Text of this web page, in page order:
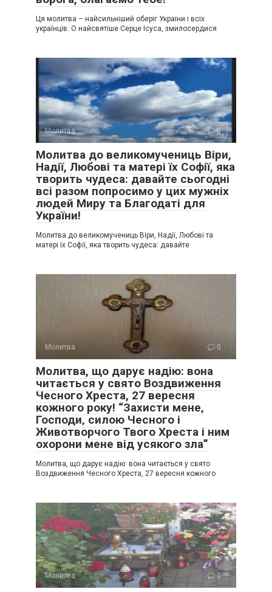
Ця молитва – найсильніший оберіг України і всіх
українців: О найсвятіше Серце Ісуса, змилосердися
Молитва 0
Молитва до великомучениць Віри,
Надії, Любові та матері їх Софії, яка
творить чудеса: давайте сьогодні
всі разом попросимо у цих мужніх
людей Миру та Благодаті для
України!
Молитва до великомучениць Віри, Надії, Любові та
матері їх Софії, яка творить чудеса: давайте
Молитва 0
Молитва, що дарує надію: вона
читається у свято Воздвиження
Чесного Хреста, 27 вересня
кожного року! “Захисти мене‚
Господи‚ силою Чесного і
Животворчого Твого Хреста і ним
охорони мене від усякого зла”
Молитва, що дарує надію: вона читається у свято
Воздвиження Чесного Хреста, 27 вересня кожного
Молитва 0